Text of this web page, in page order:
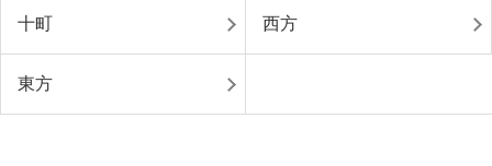
十町 西方
東方